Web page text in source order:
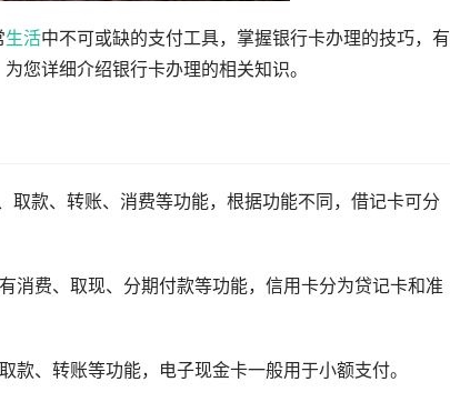
生活中不可或缺的支付工具，掌握银行卡办理的技巧，有
您详细介绍银行卡办理的相关知识。
取款、转账、消费等功能，根据功能不同，借记卡可分
消费、取现、分期付款等功能，信用卡分为贷记卡和准
、转账等功能，电子现金卡一般用于小额支付。